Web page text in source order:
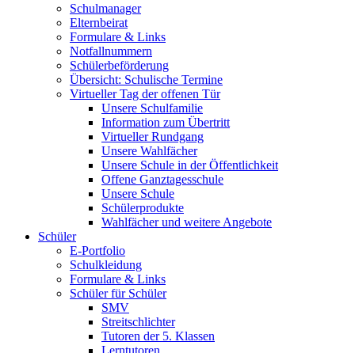
Schulmanager
Elternbeirat
Formulare & Links
Notfallnummern
Schülerbeförderung
Übersicht: Schulische Termine
Virtueller Tag der offenen Tür
Unsere Schulfamilie
Information zum Übertritt
Virtueller Rundgang
Unsere Wahlfächer
Unsere Schule in der Öffentlichkeit
Offene Ganztagesschule
Unsere Schule
Schülerprodukte
Wahlfächer und weitere Angebote
Schüler
E-Portfolio
Schulkleidung
Formulare & Links
Schüler für Schüler
SMV
Streitschlichter
Tutoren der 5. Klassen
Lerntutoren